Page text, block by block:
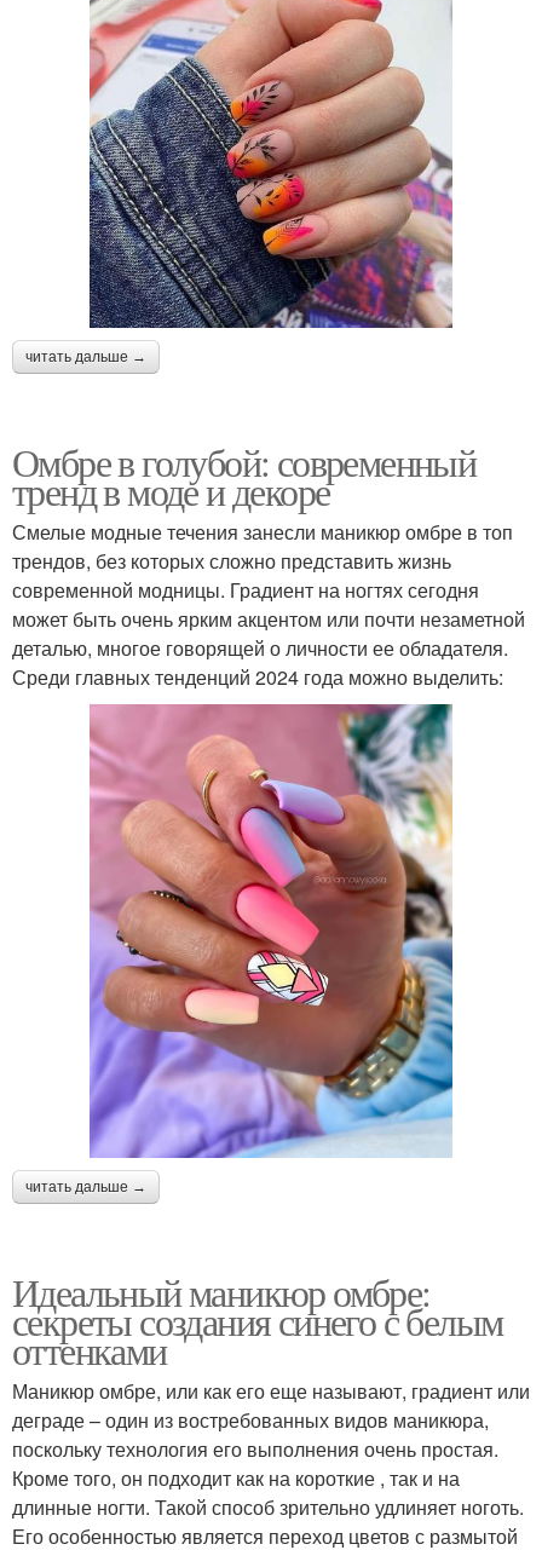
читать дальше →
Омбре в голубой: современный
тренд в моде и декоре
Смелые модные течения занесли маникюр омбре в топ
трендов, без которых сложно представить жизнь
современной модницы. Градиент на ногтях сегодня
может быть очень ярким акцентом или почти незаметной
деталью, многое говорящей о личности ее обладателя.
Среди главных тенденций 2024 года можно выделить:
читать дальше →
Идеальный маникюр омбре:
секреты создания синего с белым
оттенками
Маникюр омбре, или как его еще называют, градиент или
деграде – один из востребованных видов маникюра,
поскольку технология его выполнения очень простая.
Кроме того, он подходит как на короткие , так и на
длинные ногти. Такой способ зрительно удлиняет ноготь.
Его особенностью является переход цветов с размытой